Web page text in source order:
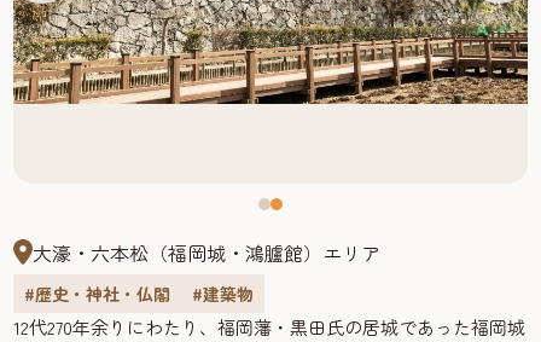
大濠・六本松（福岡城・鴻臚館）エリア
#歴史・神社・仏閣 #建築物
12代270年余りにわたり、福岡藩・黒田氏の居城であった福岡城